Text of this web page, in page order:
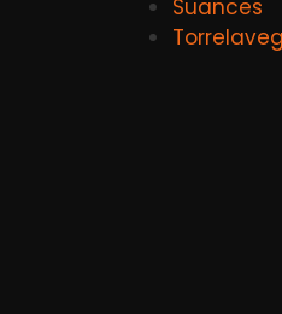
Suances